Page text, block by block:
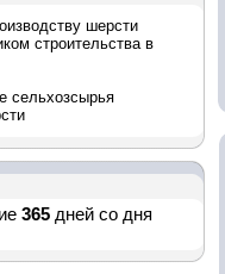
шерсти
строительства в
сельхозсырья
365 дней со дня